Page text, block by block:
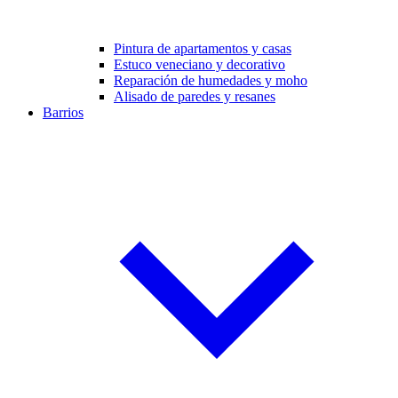
Pintura de apartamentos y casas
Estuco veneciano y decorativo
Reparación de humedades y moho
Alisado de paredes y resanes
Barrios